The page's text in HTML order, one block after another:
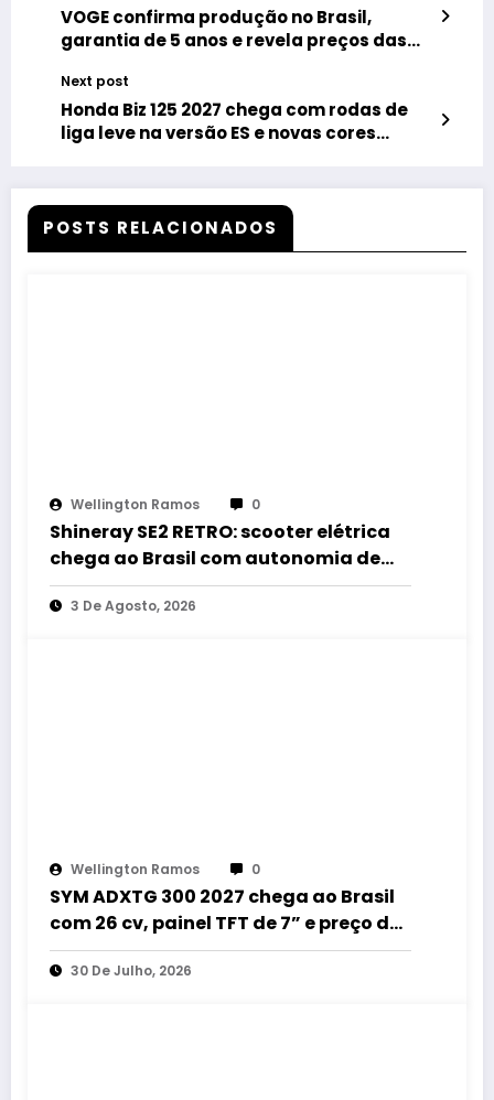
VOGE confirma produção no Brasil,
garantia de 5 anos e revela preços das
Next post
Honda Biz 125 2027 chega com rodas de
liga leve na versão ES e novas cores
POSTS RELACIONADOS
Wellington Ramos 0
Shineray SE2 RETRO: scooter elétrica
chega ao Brasil com autonomia de
até 60 km e estilo retrô
3 De Agosto, 2026
Wellington Ramos 0
SYM ADXTG 300 2027 chega ao Brasil
com 26 cv, painel TFT de 7” e preço de
R$ 32.990
30 De Julho, 2026